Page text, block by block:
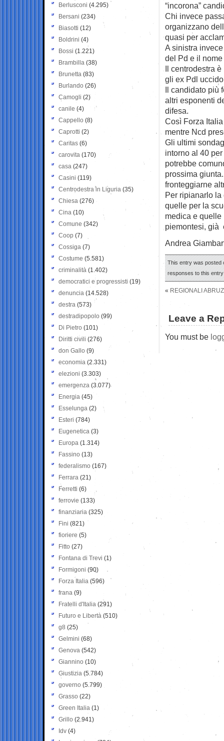
“incorona”
Chi invece
organizzano
quasi per
A sinistra
del Pd e il
Il centrodestra
gli ex Pdl
Il candidato più
altri esponenti
difesa.
Così Forza
mentre Ncd
Gli ultimi
intorno al 40
potrebbe
prossima
fronteggiarne
Per ripianarlo
quelle per la
medica e
piemontesi, già
Andrea
This entry was posted
responses to this
« REGIONALI
Leave a
You must be
Berlusconi (4.295)
Bersani (234)
Biasotti (12)
Boldrini (4)
Bossi (1.221)
Brambilla (38)
Brunetta (83)
Burlando (26)
Camogli (2)
canile (4)
Cappello (8)
Caprotti (2)
Caritas (6)
carovita (170)
casa (247)
Casini (119)
Centrodestra in Liguria (35)
Chiesa (276)
Cina (10)
Comune (342)
Coop (7)
Cossiga (7)
Costume (5.581)
criminalità (1.402)
democratici e progressisti (19)
denuncia (14.528)
destra (573)
destradipopolo (99)
Di Pietro (101)
Diritti civili (276)
don Gallo (9)
economia (2.331)
elezioni (3.303)
emergenza (3.077)
Energia (45)
Esselunga (2)
Esteri (784)
Eugenetica (3)
Europa (1.314)
Fassino (13)
federalismo (167)
Ferrara (21)
Ferretti (6)
ferrovie (133)
finanziaria (325)
Fini (821)
fioriere (5)
Fitto (27)
Fontana di Trevi (1)
Formigoni (90)
Forza Italia (596)
frana (9)
Fratelli d'Italia (291)
Futuro e Libertà (510)
g8 (25)
Gelmini (68)
Genova (542)
Giannino (10)
Giustizia (5.784)
governo (5.799)
Grasso (22)
Green Italia (1)
Grillo (2.941)
Idv (4)